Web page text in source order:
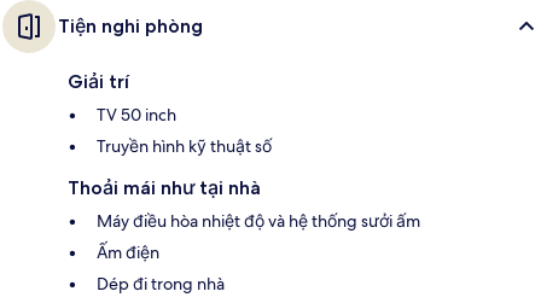
Tiện nghi phòng
Giải trí
TV 50 inch
Truyền hình kỹ thuật số
Thoải mái như tại nhà
Máy điều hòa nhiệt độ và hệ thống sưởi ấm
Ấm điện
Dép đi trong nhà